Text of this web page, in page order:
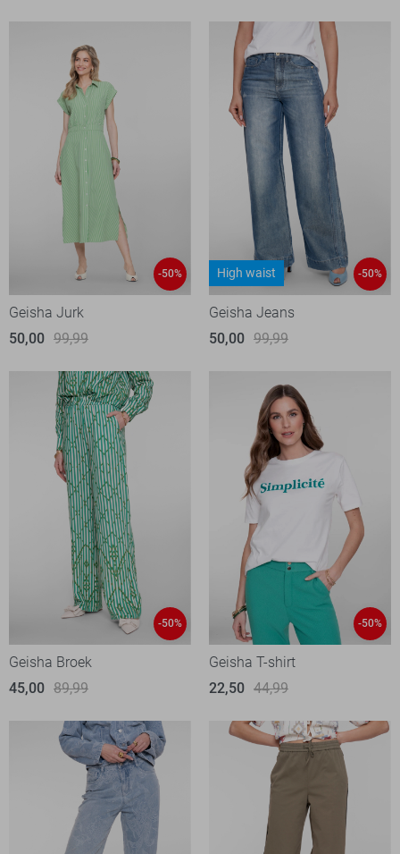
-50%
Geisha Jurk
50,00 99,99
High waist -50%
Geisha Jeans
50,00 99,99
-50%
Geisha Broek
45,00 89,99
-50%
Geisha T-shirt
22,50 44,99